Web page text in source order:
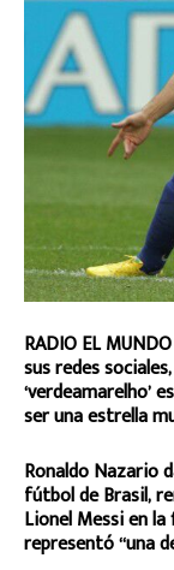
RADIO EL
sus redes
‘verdeamarelho’
ser una estrella
Ronaldo Nazario
fútbol de Brasil,
Lionel Messi en
representó “una